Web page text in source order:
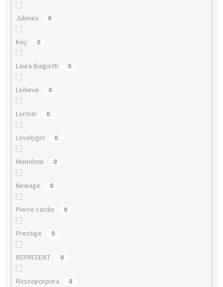
Julimex 0
Key 0
Laura Biagiotti 0
Leilieve 0
Lormar 0
Lovelygirl 0
Meméme 0
Newage 0
Pierre cardin 0
Prestige 0
REPRESENT 0
Rossoporpora 0